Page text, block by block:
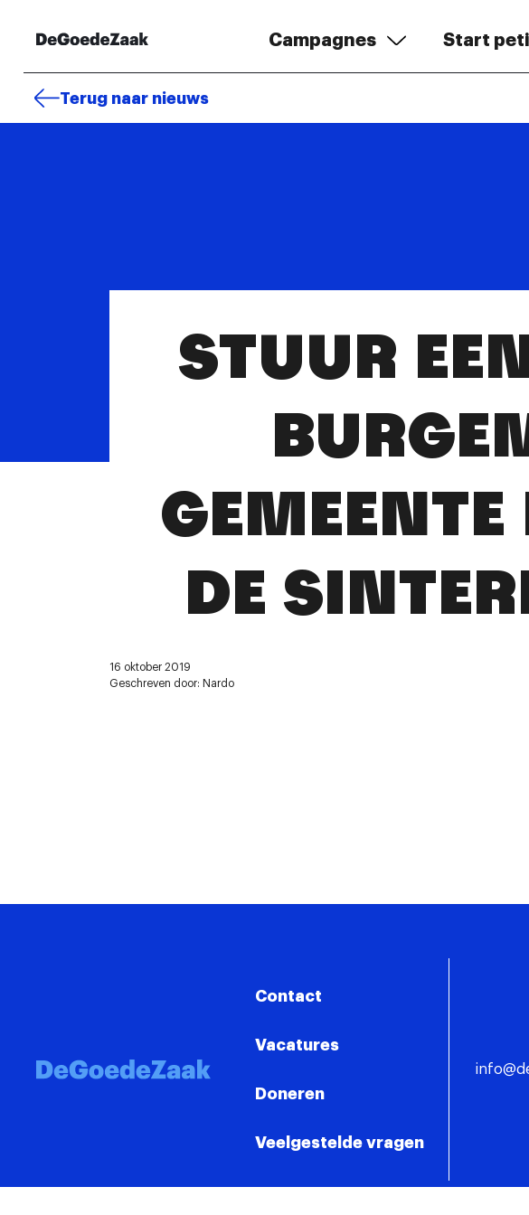
Campagnes Start
Terug naar nieuws
STUUR
DE
16 oktober 2019
Geschreven door: Nardo
Contact
Vacatures
Doneren
Veelgestelde vragen